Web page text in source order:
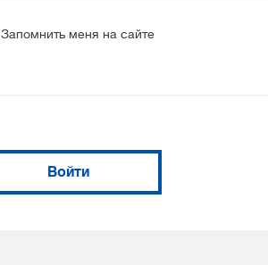
Запомнить меня на сайте
Войти